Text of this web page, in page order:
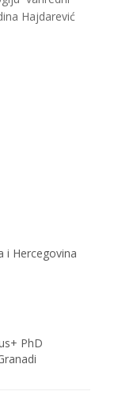
Hajdarević
i Hercegovina
PhD